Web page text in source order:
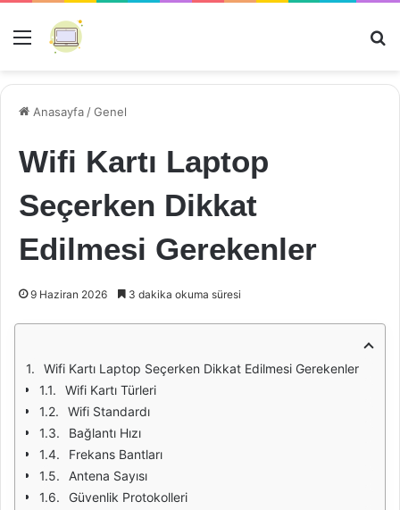
Menü
Anasayfa /Genel
Wifi Kartı Laptop
Seçerken Dikkat
Edilmesi Gerekenler
9 Haziran 2026 3 dakika okuma süresi
Wifi Kartı Laptop Seçerken Dikkat Edilmesi Gerekenler
Wifi Kartı Türleri
Wifi Standardı
Bağlantı Hızı
Frekans Bantları
Antena Sayısı
Güvenlik Protokolleri